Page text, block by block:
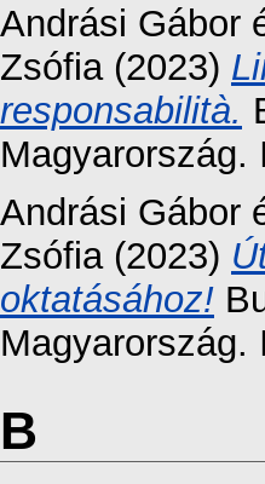
Andrási Gábor
Zsófia(2023)
responsabilità.
Magyarország.
Andrási Gábor
Zsófia(2023)
oktatásához!
Magyarország.
B